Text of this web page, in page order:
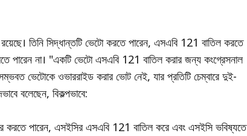
রয়েছে। তিনি সিদ্ধান্তটি ভেটো করতে পারেন, এসএবি 121 বাতিল করতে
পারেন না। "একটি ভেটো এসএবি 121 বাতিল করার জন্য কংগ্রেসনাল
ভেটোকে ওভাররাইড করার ভোট নেই, যার প্রতিটি চেম্বারে দুই-
বলেছেন, বিকল্পভাবে:
করতে পারেন, এসইসির এসএবি 121 বাতিল করে এবং এসইসি ভবিষ্যতে